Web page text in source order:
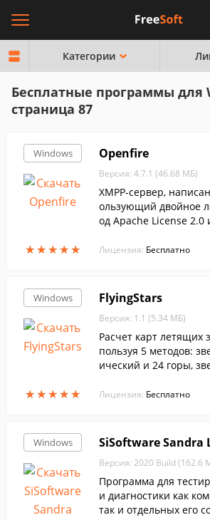
Категории
Бесплатные программы для
страница 87
Windows
★★★★★
★★★★★
Openfire
Версия: 4.7.1 (46.68 МБ)
XMPP-сервер,
ользующий двойное
од Apache License 2.0
Лицензия: Бесплатно
Windows
★★★★★
★★★★★
FlyingStars
Версия: 1.1 (5.34 МБ)
Расчет карт летящих
пользуя 5 методов:
ический и 24 горы,
ий. Рассчитывает
Лицензия: Бесплатно
Windows SiSoftware Sandra
Версия: 2020 Build (162.6
Программа для
и диагностики как
так и отдельных его